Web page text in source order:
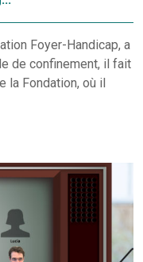
Foyer-Handicap, a
de confinement, il fait
la Fondation, où il